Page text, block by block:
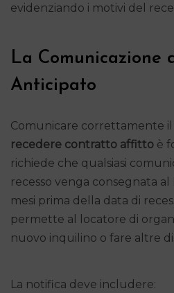
evidenziando i motivi del
La Comunicazione
Anticipato
Comunicare correttamente
recedere contratto affitto è
richiede che qualsiasi
recesso venga consegnata
mesi prima della data di
permette al locatore di
nuovo inquilino o fare altre
La notifica deve includere: